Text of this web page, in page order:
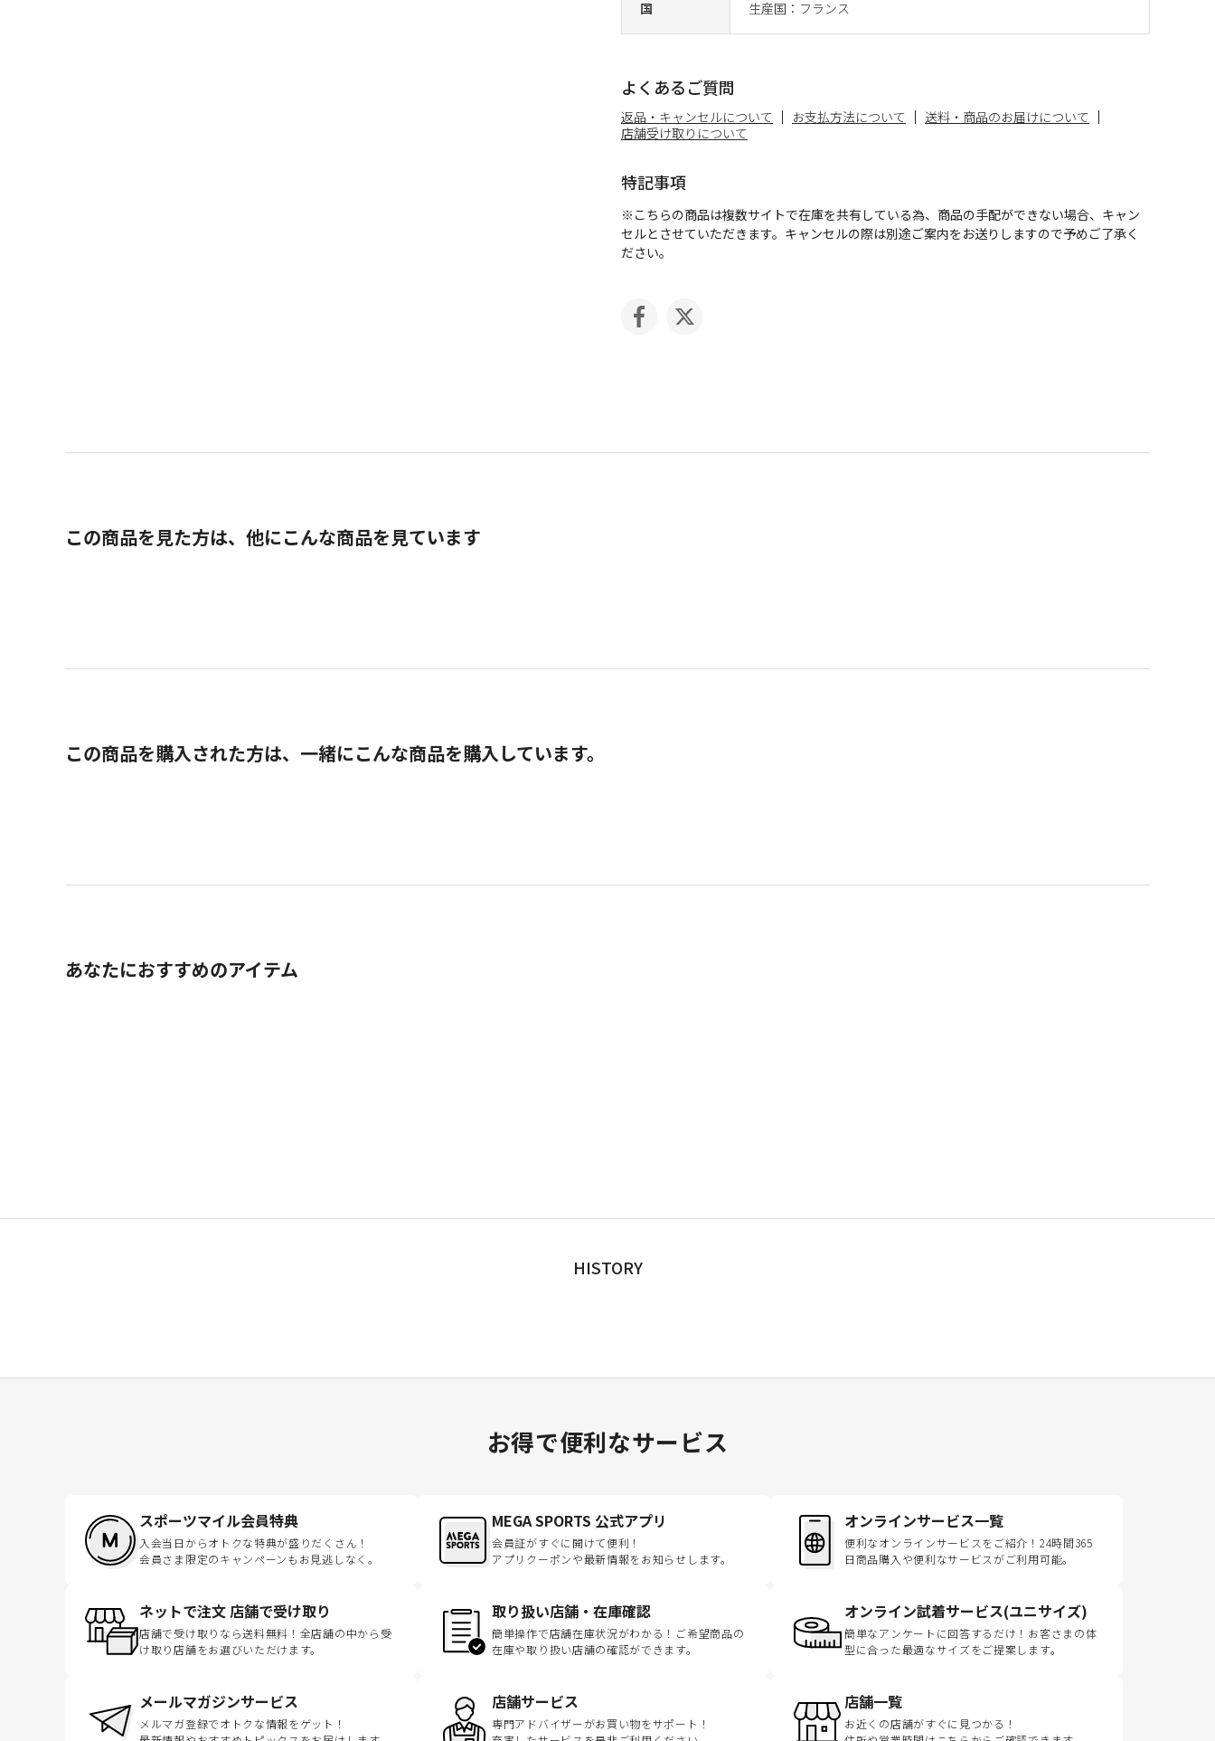
国
生産国：フランス
よくあるご質問
返品・キャンセルについて お支払方法について
送料・商品のお届けについて
店舗受け取りについて
特記事項
※こちらの商品は複数サイトで在庫を共有している為、商品の手配ができない場合、キャン
セルとさせていただきます。キャンセルの際は別途ご案内をお送りしますので予めご了承く
ださい。
この商品を見た方は、他にこんな商品を見ています
この商品を購入された方は、一緒にこんな商品を購入しています。
あなたにおすすめのアイテム
HISTORY
お得で便利なサービス
スポーツマイル会員特典
入会当日からオトクな特典が盛りだくさん！
会員さま限定のキャンペーンもお見逃しなく。
MEGA SPORTS 公式アプリ
会員証がすぐに開けて便利！
アプリクーポンや最新情報をお知らせします。
オンラインサービス一覧
便利なオンラインサービスをご紹介！24時間365
日商品購入や便利なサービスがご利用可能。
ネットで注文 店舗で受け取り
店舗で受け取りなら送料無料！全店舗の中から受
け取り店舗をお選びいただけます。
取り扱い店舗・在庫確認
簡単操作で店舗在庫状況がわかる！ご希望商品の
在庫や取り扱い店舗の確認ができます。
オンライン試着サービス(ユニサイズ)
簡単なアンケートに回答するだけ！お客さまの体
型に合った最適なサイズをご提案します。
メールマガジンサービス
メルマガ登録でオトクな情報をゲット！
店舗サービス
専門アドバイザーがお買い物をサポート！
店舗一覧
お近くの店舗がすぐに見つかる！